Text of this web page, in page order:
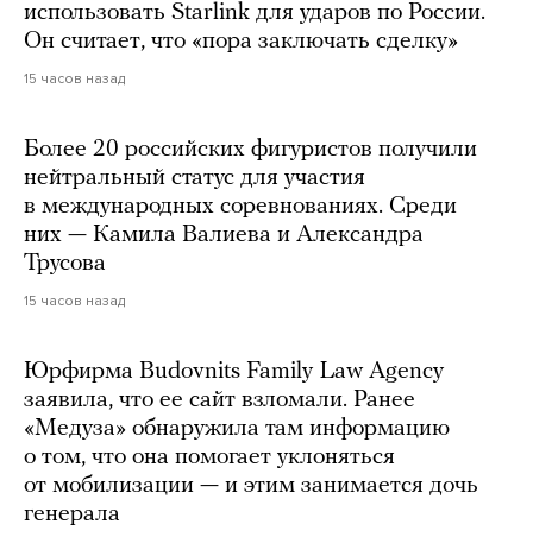
использовать Starlink для ударов по России.
Он считает, что «пора заключать сделку»
15 часов назад
Более 20 российских фигуристов получили
нейтральный статус для участия
в международных соревнованиях. Среди
них — Камила Валиева и Александра
Трусова
15 часов назад
Юрфирма Budovnits Family Law Agency
заявила, что ее сайт взломали. Ранее
«Медуза» обнаружила там информацию
о том, что она помогает уклоняться
от мобилизации — и этим занимается дочь
генерала